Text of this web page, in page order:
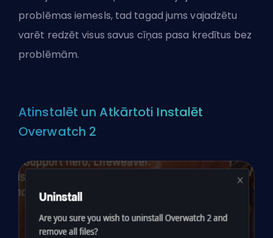
problēmas iemesls, tad tagad jums vajadzētu
varēt redzēt visus savus cīņas pasa kredītus bez
problēmām.
Atinstalēt un Atkārtoti Instalēt
Overwatch 2